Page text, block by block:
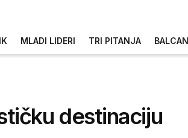
MLADI LIDERI TRI PITANJA
destinaciju